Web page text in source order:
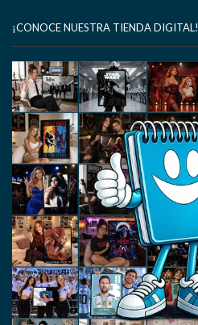
¡CONOCE NUESTRA TIENDA DIGITAL!